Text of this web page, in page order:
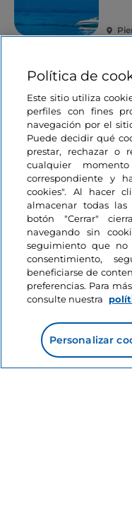
Le
Lagos
10
unas
7
Información del sitio
Política de
Este sitio utiliza
perfiles con fines
navegación por el
Puede decidir qué
prestar, rechazar o
cualquier
correspondiente y
cookies". Al hacer
almacenar todas
botón "Cerrar"
navegando sin
seguimiento que no
consentimiento,
beneficiarse de
preferencias. Para
consulte nuestra
Personalizar